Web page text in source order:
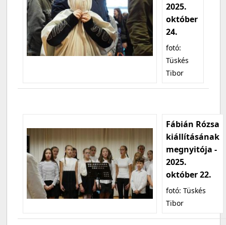
2025.
október
24.
fotó:
Tüskés
Tibor
Fábián Rózsa
kiállításának
megnyitója -
2025.
október 22.
fotó: Tüskés
Tibor